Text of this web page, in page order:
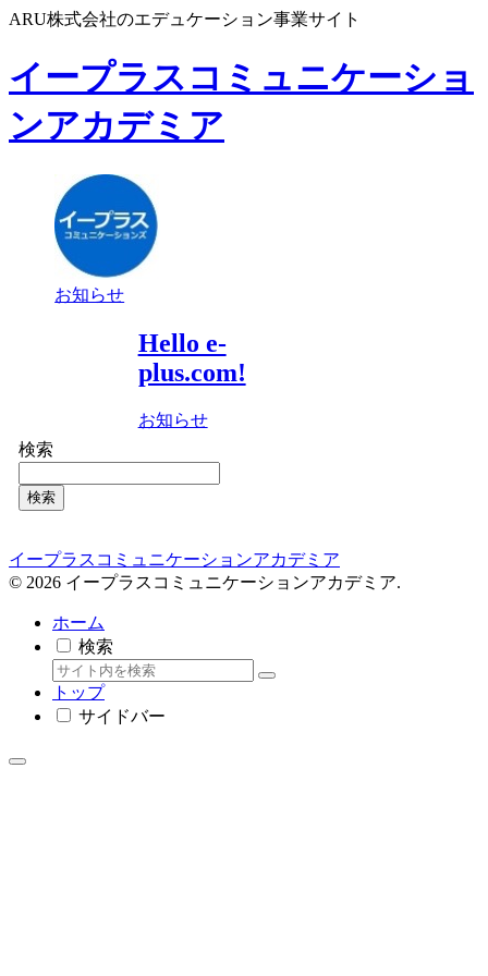
ARU株式会社のエデュケーション事業サイト
イープラスコミュニケーショ
ンアカデミア
お知らせ
Hello e-
plus.com!
お知らせ
検索
検索
イープラスコミュニケーションアカデミア
© 2026 イープラスコミュニケーションアカデミア.
ホーム
検索
トップ
サイドバー